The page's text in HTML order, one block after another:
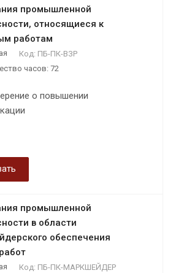
промышленной
относящиеся к
работам
Код: ПБ-ПК-ВЗР
часов: 72
о повышении
промышленной
в области
обеспечения
Код: ПБ-ПК-МАРКШЕЙДЕР